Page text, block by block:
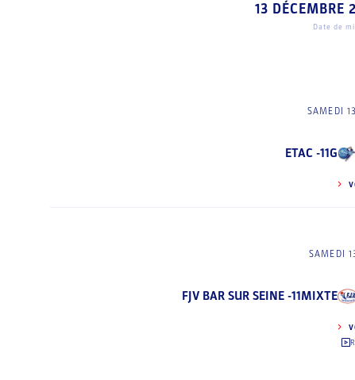
13 DÉCEMBRE
Date de
SAMEDI
ETAC -11G
SAMEDI
FJV BAR SUR SEINE -11MIXTE